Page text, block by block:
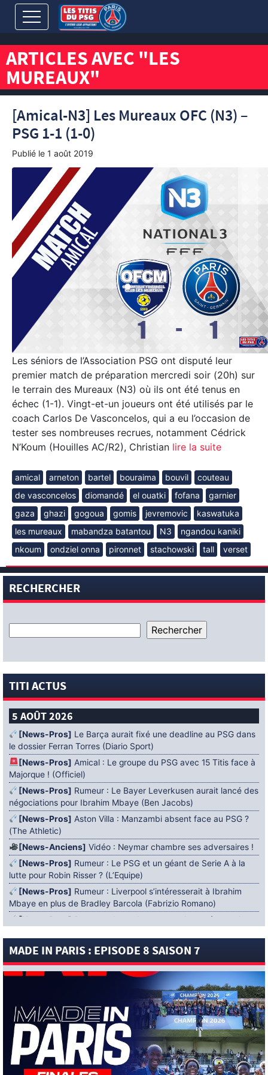
ARTICLES AVEC "LES
MUREAUX"
[Amical-N3] Les Mureaux OFC (N3) –
PSG 1-1 (1-0)
Publié le 1 août 2019
Les séniors de l’Association PSG ont disputé leur
premier match de préparation mercredi soir (20h) sur
le terrain des Mureaux (N3) où ils ont été tenus en
échec (1-1). Vingt-et-un joueurs ont été utilisés par le
coach Carlos De Vasconcelos, qui a eu l’occasion de
tester ses nombreuses recrues, notamment Cédrick
N’Koum (Houilles AC/R2), Christian lire la suite
amical arneton bartel bouraima bouvil
couteau
de vasconcelos
diomandé el ouatki fofana
garnier
gaza
ghazi gogoua gomis jevremovic
kaswatuka
les mureaux
mabandza batantou N3
ngandou kaniki
nkoum
ondziel onna pironnet stachowski tall verset
RECHERCHER
TITI ACTUS
5 AOÛT 2026
[News-Pros] Le Barça aurait fixé une deadline au PSG dans
le dossier Ferran Torres (Diario Sport)
[News-Pros] Amical : Le groupe du PSG avec 15 Titis face à
Majorque ! (Officiel)
[News-Pros] Rumeur : Le Bayer Leverkusen aurait lancé des
négociations pour Ibrahim Mbaye (Ben Jacobs)
[News-Pros] Aston Villa : Manzambi absent face au PSG ?
(The Athletic)
[News-Anciens] Vidéo : Neymar chambre ses adversaires !
[News-Pros] Rumeur : Le PSG et un géant de Serie A à la
lutte pour Robin Risser ? (L’Equipe)
[News-Pros] Rumeur : Liverpool s’intéresserait à Ibrahim
Mbaye en plus de Bradley Barcola (Fabrizio Romano)
[News-Pros]
Rumeur : Accord contractuel trouvé entre le
[News-Pros]Rumeur : Le PSG aurait lancé un ultimatum
4 AOÛT 2026
Mercato : Khalil Ayari prêté à Dunkerque
(Officiel)
[News-Anciens]Leverkusen : un retour de Diaby envisagé
(Foot Mercato)
[News-Formation]Nsoki va filer au Dinamo Zagreb
(L’Equipe)
MADE IN PARIS : EPISODE 8 SAISON 7